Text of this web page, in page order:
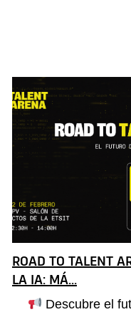
ROAD TO TALENT
LA IA: MÁ...
Descubre el